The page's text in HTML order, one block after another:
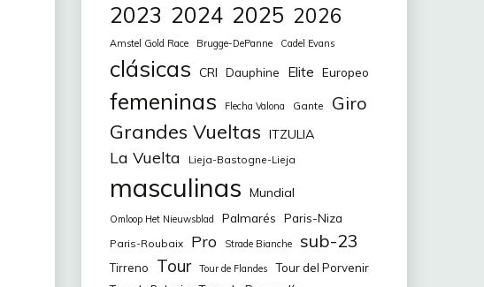
2023 2024 2025 2026
Amstel Gold Race Brugge-DePanne Cadel Evans
clásicas CRI Dauphine Elite Europeo
femeninas Flecha Valona Gante Giro
Grandes Vueltas ITZULIA
La Vuelta Lieja-Bastogne-Lieja
masculinas Mundial
Omloop Het Nieuwsblad Palmarés Paris-Niza
Paris-Roubaix Pro Strade Bianche sub-23
Tirreno Tour Tour de Flandes
Tour del Porvenir